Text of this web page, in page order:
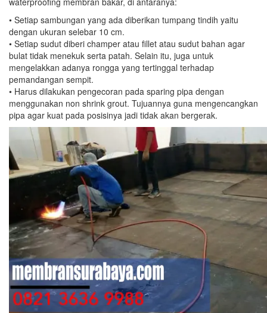
• Setiap sambungan yang ada diberikan tumpang tindih yaitu
dengan ukuran selebar 10 cm.
• Setiap sudut diberi champer atau fillet atau sudut bahan agar
bulat tidak menekuk serta patah. Selain itu, juga untuk
mengelakkan adanya rongga yang tertinggal terhadap
pemandangan sempit.
• Harus dilakukan pengecoran pada sparing pipa dengan
menggunakan non shrink grout. Tujuannya guna mengencangkan
pipa agar kuat pada posisinya jadi tidak akan bergerak.